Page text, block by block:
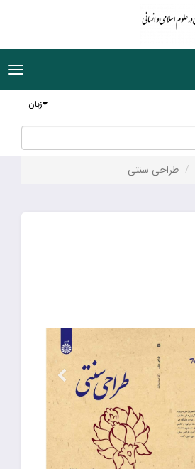
زبان
طراحی سنتی